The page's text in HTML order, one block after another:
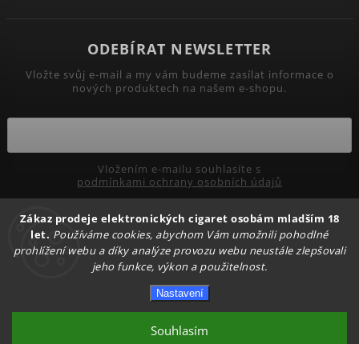
Zákaz prodeje elektronických cigaret osobám mladším 18
let. Používáme cookies, abychom Vám umožnili pohodlné
prohlížení webu a díky analýze provozu webu neustále zlepšovali
jeho funkce, výkon a použitelnost.
Nastavení
Souhlasím
ODEBÍRAT NEWSLETTER
Vložte svůj e-mail a my vám budeme zasílat informace o
nových produktech na našem e-shopu.
podmínkami ochrany osobních údajů
Přihlásit se
Upravit nastavení cookies
Shoptet | Design